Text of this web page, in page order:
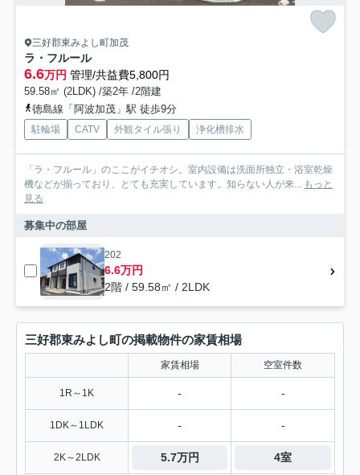
三好郡東みよし町加茂
ラ・フルール
6.6万円 管理/共益費5,800円
59.58㎡ (2LDK) /築2年 /2階建
徳島線「阿波加茂」駅 徒歩9分
駐輪場 CATV 外観タイル張り 浄化槽排水
「ラ・フルール」のここがイチオシ。室内設備は洗面所独立・浴室乾燥
機などが揃っており、とても充実しています。知らない人が来...
もっと
見る
募集中の部屋
202
6.6万円
2階 / 59.58㎡ / 2LDK
三好郡東みよし町の掲載物件の家賃相場
家賃相場 空室件数
1R～1K - -
1DK～1LDK - -
2K～2LDK 5.7万円 4室